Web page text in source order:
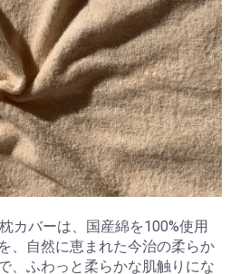
カバーは、国産綿を100%使用
、自然に恵まれた今治の柔らか
、ふわっと柔らかな肌触りにな